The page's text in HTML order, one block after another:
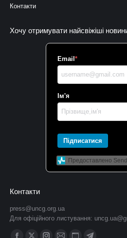
Контакти
Хочу отримувати найсвіжіші
Email *
Ім'я
Підписатися
Предоставлено
Контакти
press@uncg.org.ua
Для офіційного листування:
Find us on: